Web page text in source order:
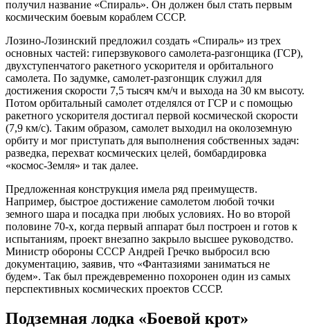
получил название «Спираль». Он должен был стать первым
космическим боевым кораблем СССР.
Лозино-Лозинский предложил создать «Спираль» из трех
основных частей: гиперзвукового самолета-разгонщика (ГСР),
двухступенчатого ракетного ускорителя и орбитального
самолета. По задумке, самолет-разгонщик служил для
достижения скорости 7,5 тысяч км/ч и выхода на 30 км высоту.
Потом орбитальный самолет отделялся от ГСР и с помощью
ракетного ускорителя достигал первой космической скорости
(7,9 км/c). Таким образом, самолет выходил на околоземную
орбиту и мог приступать для выполнения собственных задач:
разведка, перехват космических целей, бомбардировка
«космос-Земля» и так далее.
Предложенная конструкция имела ряд преимуществ.
Например, быстрое достижение самолетом любой точки
земного шара и посадка при любых условиях. Но во второй
половине 70-х, когда первый аппарат был построен и готов к
испытаниям, проект внезапно закрыло высшее руководство.
Министр обороны СССР Андрей Гречко выбросил всю
документацию, заявив, что «Фантазиями заниматься не
будем». Так был преждевременно похоронен один из самых
перспективных космических проектов СССР.
Подземная лодка «Боевой крот»